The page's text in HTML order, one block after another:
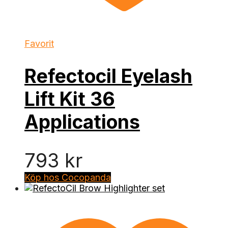
Favorit
Refectocil Eyelash
Lift Kit 36
Applications
793 kr
Köp hos Cocopanda